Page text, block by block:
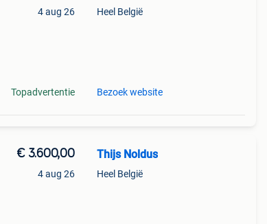
4 aug 26
Topadvertentie
Heel België
Bezoek website
€ 3.600,00
4 aug 26
Thijs Noldus
Heel België